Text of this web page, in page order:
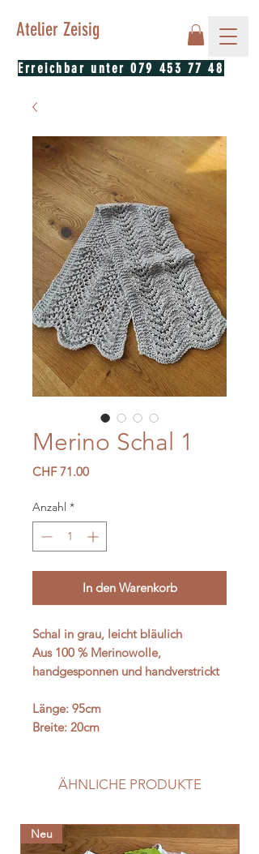
Erreichbar unter079 453 77 48
Atelier Zeisig
Merino Schal 1
CHF 71.00Preis
Anzahl *
In den Warenkorb
Schal in grau, leicht bläulich
Aus 100 % Merinowolle,
handgesponnen und handverstrickt
Länge: 95cm
Breite: 20cm
ÄHNLICHE PRODUKTE
Neu